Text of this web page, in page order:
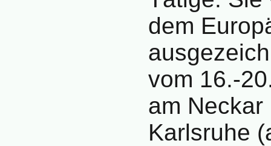
dem
vom 16.-
am
Karlsruhe